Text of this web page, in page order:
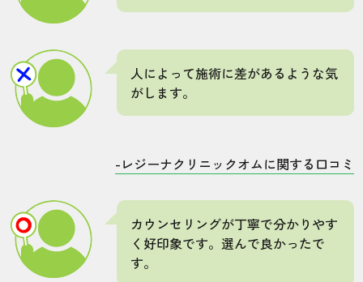
人によって施術に差があるような気
がします。
-レジーナクリニックオムに関する口コミ
カウンセリングが丁寧で分かりやす
く好印象です。選んで良かったで
す。